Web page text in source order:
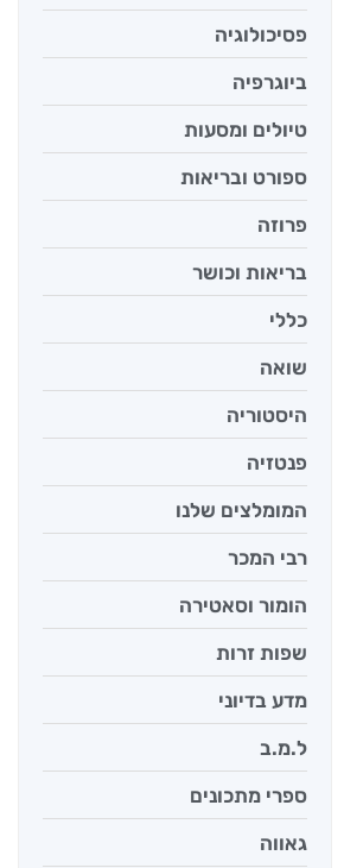
פסיכולוגיה
ביוגרפיה
טיולים ומסעות
ספורט ובריאות
פרוזה
בריאות וכושר
כללי
שואה
היסטוריה
פנטזיה
המומלצים שלנו
רבי המכר
הומור וסאטירה
שפות זרות
מדע בדיוני
ל.מ.ב
ספרי מתכונים
גאווה